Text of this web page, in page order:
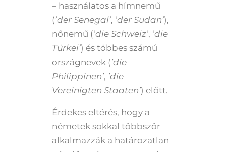
– használatos a hímnemű
(’der Senegal’, ’der Sudan’),
nőnemű (’die Schweiz’, ’die
Türkei’) és többes számú
országnevek (’die
Philippinen’, ’die
Vereinigten Staaten’) előtt.
Érdekes eltérés, hogy a
németek sokkal többször
alkalmazzák a határozatlan